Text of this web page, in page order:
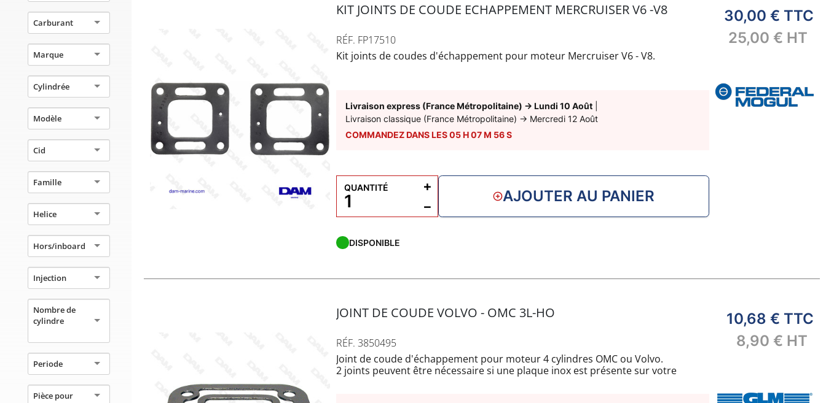
Carburant
Marque
Cylindrée
Modèle
Cid
Famille
Helice
Hors/inboard
Injection
Nombre de
cylindre
Periode
Pièce pour
KIT JOINTS DE COUDE ECHAPPEMENT MERCRUISER V6 -V8
RÉF. FP17510
Kit joints de coudes d'échappement pour moteur Mercruiser V6 - V8.
Livraison express (France Métropolitaine) → Lundi 10 Août
Livraison classique (France Métropolitaine) → Mercredi 12 Août
COMMANDEZ DANS LES 05H07M 55S
DISPONIBLE
30,00 € TTC
25,00 € HT
QUANTITÉ
−
+
AJOUTER AU PANIER
JOINT DE COUDE VOLVO - OMC 3L-HO
RÉF. 3850495
Joint de coude d'échappement pour moteur 4 cylindres OMC ou Volvo.
2 joints peuvent être nécessaire si une plaque inox est présente sur votre
10,68 € TTC
8,90 € HT